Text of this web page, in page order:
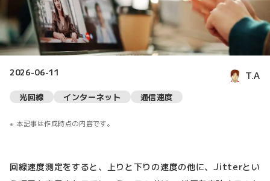
2026-06-11 T.A
光回線 インターネット 通信速度
本記事は作成時点の内容です。
回線速度測定をすると、上りと下りの速度の他に、Jitterとい